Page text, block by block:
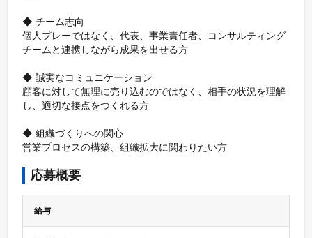
◆ チーム志向
個人プレーではなく、代表、事業責任者、コンサルティング
チームと連携しながら成果を出せる方
◆ 誠実なコミュニケーション
顧客に対して無理に売り込むのではなく、相手の状況を理解
し、適切な接点をつくれる方
◆ 組織づくりへの関心
営業プロセスの構築、組織拡大に関わりたい方
応募概要
給与